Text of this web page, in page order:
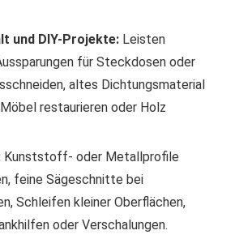
und DIY-Projekte: Leisten
für Steckdosen oder
altes Dichtungsmaterial
restaurieren oder Holz
Kunststoff- oder Metallprofile
feine Sägeschnitte bei
Schleifen kleiner Oberflächen,
oder Verschalungen.